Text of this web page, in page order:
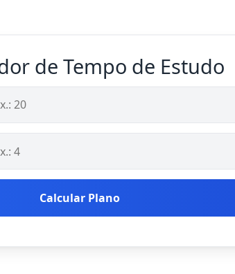
de Tempo de Estudo
Calcular Plano